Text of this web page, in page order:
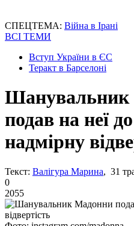
СПЕЦТЕМА: Війна в Ірані
ВСІ ТЕМИ
Вступ України в ЄС
Теракт в Барселоні
подав на неї
надмірну
Текст: Валігура Марина, 31
0
2055